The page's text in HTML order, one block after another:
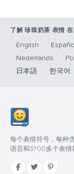
了解 珍珠奶茶 表情 在
English
Nederlands
日本語
한국어
每个表情符号，每种
语言和3700多个表情